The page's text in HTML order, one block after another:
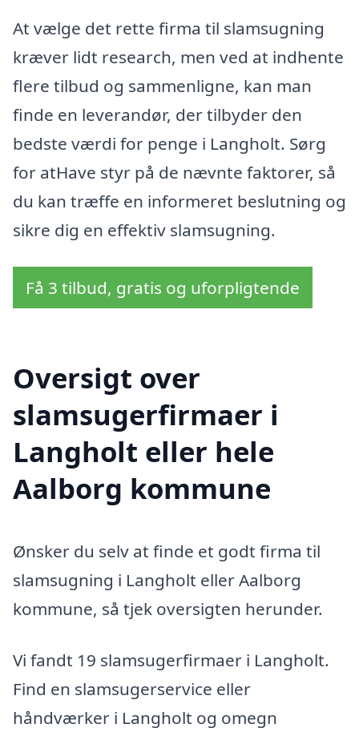
At vælge det rette firma til slamsugning
kræver lidt research, men ved at indhente
flere tilbud og sammenligne, kan man
finde en leverandør, der tilbyder den
bedste værdi for penge i Langholt. Sørg
for atHave styr på de nævnte faktorer, så
du kan træffe en informeret beslutning og
sikre dig en effektiv slamsugning.
Få 3 tilbud, gratis og uforpligtende
Oversigt over
slamsugerfirmaer i
Langholt eller hele
Aalborg kommune
Ønsker du selv at finde et godt firma til
slamsugning i Langholt eller Aalborg
kommune, så tjek oversigten herunder.
Vi fandt 19 slamsugerfirmaer i Langholt.
Find en slamsugerservice eller
håndværker i Langholt og omegn